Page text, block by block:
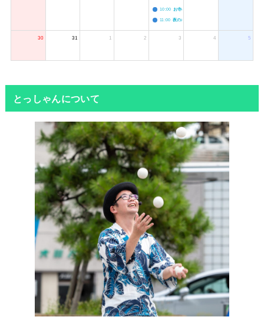
10:00 お寺のジャグリング教室
11:00 夜のボードゲーム会
30 31 1 2 3 4 5
とっしゃんについて